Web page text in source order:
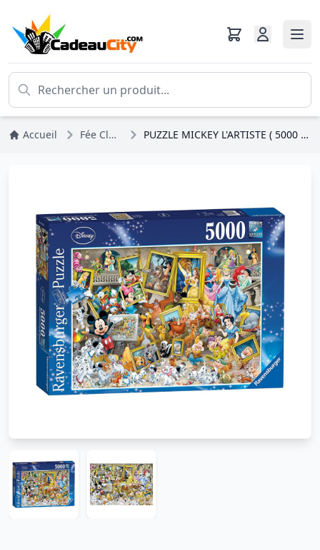
Accueil Fée Clochette PUZZLE MICKEY L'ARTISTE ( 5000 PIÈCES ) - DISNEY